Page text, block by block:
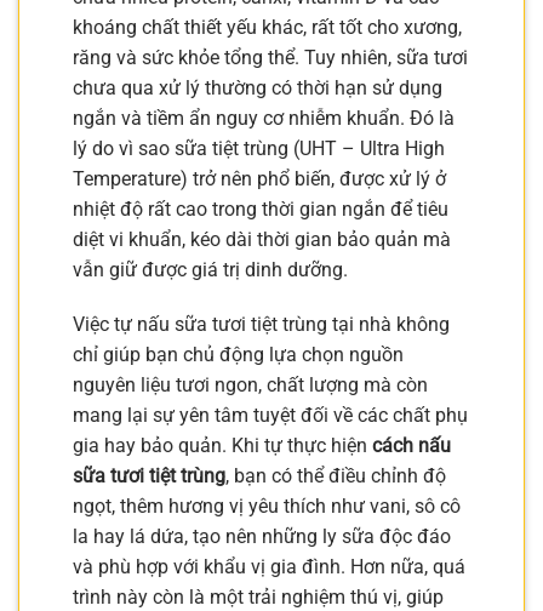
khoáng chất thiết yếu khác, rất tốt cho xương,
răng và sức khỏe tổng thể. Tuy nhiên, sữa tươi
chưa qua xử lý thường có thời hạn sử dụng
ngắn và tiềm ẩn nguy cơ nhiễm khuẩn. Đó là
lý do vì sao sữa tiệt trùng (UHT – Ultra High
Temperature) trở nên phổ biến, được xử lý ở
nhiệt độ rất cao trong thời gian ngắn để tiêu
diệt vi khuẩn, kéo dài thời gian bảo quản mà
vẫn giữ được giá trị dinh dưỡng.
Việc tự nấu sữa tươi tiệt trùng tại nhà không
chỉ giúp bạn chủ động lựa chọn nguồn
nguyên liệu tươi ngon, chất lượng mà còn
mang lại sự yên tâm tuyệt đối về các chất phụ
gia hay bảo quản. Khi tự thực hiện cách nấu
sữa tươi tiệt trùng, bạn có thể điều chỉnh độ
ngọt, thêm hương vị yêu thích như vani, sô cô
la hay lá dứa, tạo nên những ly sữa độc đáo
và phù hợp với khẩu vị gia đình. Hơn nữa, quá
trình này còn là một trải nghiệm thú vị, giúp